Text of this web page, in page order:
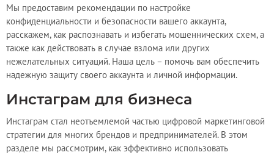
Мы предоставим рекомендации по настройке
конфиденциальности и безопасности вашего аккаунта,
расскажем, как распознавать и избегать мошеннических схем, а
также как действовать в случае взлома или других
нежелательных ситуаций. Наша цель – помочь вам обеспечить
надежную защиту своего аккаунта и личной информации.
Инстаграм для бизнеса
Инстаграм стал неотъемлемой частью цифровой маркетинговой
стратегии для многих брендов и предпринимателей. В этом
разделе мы рассмотрим, как эффективно использовать